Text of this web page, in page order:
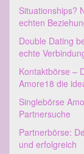
Situationships?
echten
Double Dating
echte
Kontaktbörse –
Amore18 die
Singlebörse
Partnersuche
Partnerbörse:
und erfolgreich